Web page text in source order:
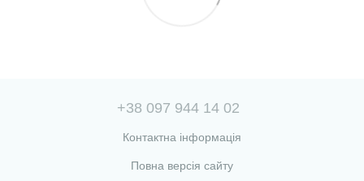
+38 097 944 14 02
Контактна інформація
Повна версія сайту